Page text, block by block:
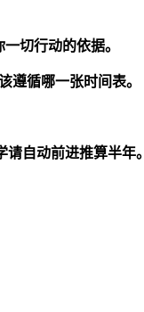
切行动的依据。
遵循哪一张时间表。
自动前进推算半年。